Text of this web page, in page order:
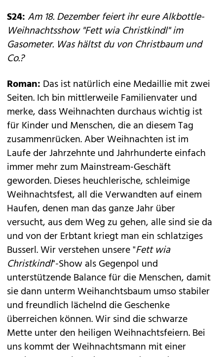
S24: Am 18. Dezember feiert ihr eure Alkbottle-
Weihnachtsshow "Fett wia Christkindl" im
Gasometer. Was hältst du von Christbaum und
Co.?
Roman: Das ist natürlich eine Medaillie mit zwei
Seiten. Ich bin mittlerweile Familienvater und
merke, dass Weihnachten durchaus wichtig ist
für Kinder und Menschen, die an diesem Tag
zusammenrücken. Aber Weihnachten ist im
Laufe der Jahrzehnte und Jahrhunderte einfach
immer mehr zum Mainstream-Geschäft
geworden. Dieses heuchlerische, schleimige
Weihnachtsfest, all die Verwandten auf einem
Haufen, denen man das ganze Jahr über
versucht, aus dem Weg zu gehen, alle sind sie da
und von der Erbtant kriegt man ein schlatziges
Busserl. Wir verstehen unsere "Fett wia
Christkindl"-Show als Gegenpol und
unterstützende Balance für die Menschen, damit
sie dann unterm Weihanchtsbaum umso stabiler
und freundlich lächelnd die Geschenke
überreichen können. Wir sind die schwarze
Mette unter den heiligen Weihnachtsfeiern. Bei
uns kommt der Weihnachtsmann mit einer